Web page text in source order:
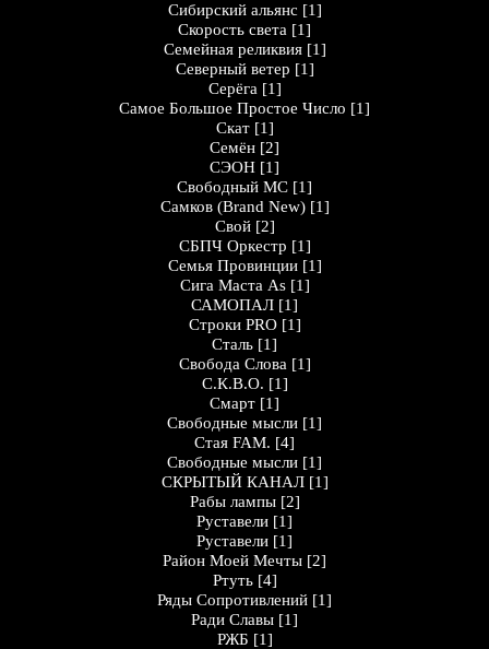
Сибирский альянс [1]
Скорость света [1]
Семейная реликвия [1]
Северный ветер [1]
Серёга [1]
Самое Большое Простое Число [1]
Скат [1]
Семён [2]
СЭОН [1]
Свободный МС [1]
Самков (Brand New) [1]
Свой [2]
СБПЧ Оркестр [1]
Семья Провинции [1]
Сига Маста As [1]
САМОПАЛ [1]
Строки PRO [1]
Сталь [1]
Свобода Слова [1]
С.К.В.О. [1]
Смарт [1]
Свободные мысли [1]
Стая FAM. [4]
Свободные мысли [1]
СКРЫТЫЙ КАНАЛ [1]
Рабы лампы [2]
Руставели [1]
Руставели [1]
Район Моей Мечты [2]
Ртуть [4]
Ряды Сопротивлений [1]
Ради Славы [1]
РЖБ [1]